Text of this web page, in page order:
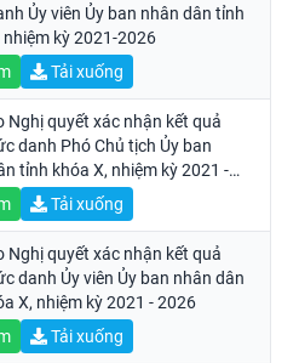
Ủy viên Ủy ban nhân dân tỉnh
nhiệm kỳ 2021-2026
Tải xuống
Nghị quyết xác nhận kết quả
danh Phó Chủ tịch Ủy ban
tỉnh khóa X, nhiệm kỳ 2021 -
Tải xuống
Nghị quyết xác nhận kết quả
danh Ủy viên Ủy ban nhân dân
X, nhiệm kỳ 2021 - 2026
Tải xuống